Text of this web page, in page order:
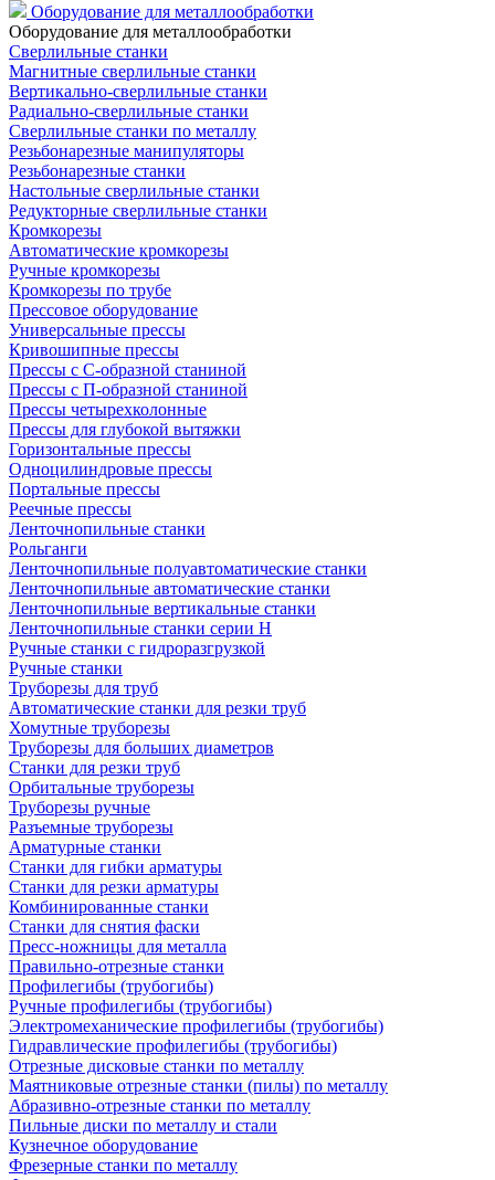
Оборудование для металлообработки
Оборудование для металлообработки
Сверлильные станки
Магнитные сверлильные станки
Вертикально-сверлильные станки
Радиально-сверлильные станки
Сверлильные станки по металлу
Резьбонарезные манипуляторы
Резьбонарезные станки
Настольные сверлильные станки
Редукторные сверлильные станки
Кромкорезы
Автоматические кромкорезы
Ручные кромкорезы
Кромкорезы по трубе
Прессовое оборудование
Универсальные прессы
Кривошипные прессы
Прессы с С-образной станиной
Прессы с П-образной станиной
Прессы четырехколонные
Прессы для глубокой вытяжки
Горизонтальные прессы
Одноцилиндровые прессы
Портальные прессы
Реечные прессы
Ленточнопильные станки
Рольганги
Ленточнопильные полуавтоматические станки
Ленточнопильные автоматические станки
Ленточнопильные вертикальные станки
Ленточнопильные станки серии H
Ручные станки с гидроразгрузкой
Ручные станки
Труборезы для труб
Автоматические станки для резки труб
Хомутные труборезы
Труборезы для больших диаметров
Станки для резки труб
Орбитальные труборезы
Труборезы ручные
Разъемные труборезы
Арматурные станки
Станки для гибки арматуры
Станки для резки арматуры
Комбинированные станки
Станки для снятия фаски
Пресс-ножницы для металла
Правильно-отрезные станки
Профилегибы (трубогибы)
Ручные профилегибы (трубогибы)
Электромеханические профилегибы (трубогибы)
Гидравлические профилегибы (трубогибы)
Отрезные дисковые станки по металлу
Маятниковые отрезные станки (пилы) по металлу
Абразивно-отрезные станки по металлу
Пильные диски по металлу и стали
Кузнечное оборудование
Фрезерные станки по металлу